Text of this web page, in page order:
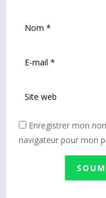
Enregistrer mon
navigateur pour mon